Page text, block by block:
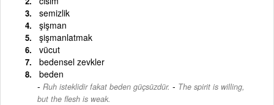
semizlik
şişman
şişmanlatmak
vücut
bedensel zevkler
beden
Ruh isteklidir fakat beden güçsüzdür. - The spirit is willing,
but the flesh is weak.